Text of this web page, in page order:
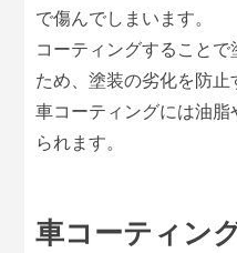
で傷んでしまいます。
コーティングすること
ため、塗装の劣化を防止
車コーティングには油
られます。
車コーティン